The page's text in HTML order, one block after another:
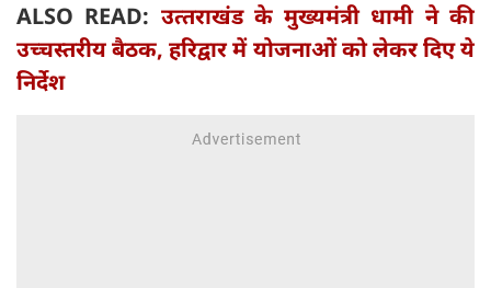
ALSO READ: उत्‍तराखंड के मुख्‍यमंत्री धामी ने की
उच्‍चस्‍तरीय बैठक, हरिद्वार में योजनाओं को लेकर दिए ये
निर्देश